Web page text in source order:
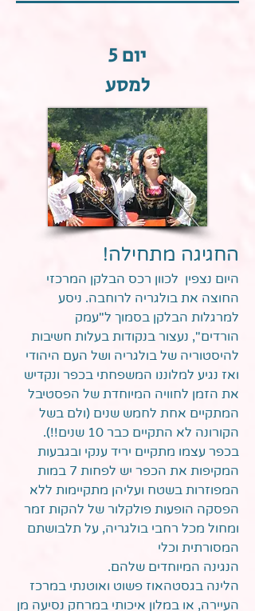
יום 5
למסע
החגיגה מתחילה!
היום נצפין לכוון רכס הבלקן המרכזי
החוצה את בולגריה לרוחבה. ניסע
למרגלות הבלקן בסמוך ל"עמק
הורדים", נעצור בנקודות בעלות חשיבות
להיסטוריה של בולגריה ושל העם היהודי
ואז נגיע למלוננו המשפחתי בכפר ונקדיש
את הזמן לחוויה המיוחדת של הפסטיבל
המתקיים אחת לחמש שנים (ולם בשל
הקורונה לא התקיים כבר 10 שנים!!).
בכפר עצמו מתקיים יריד ענקי ובגבעות
המקיפות את הכפר יש לפחות 7 במות
המפוזרות בשטח ועליהן מתקיימות ללא
הפסקה הופעות פולקלור של להקות זמר
ומחול מכל רחבי בולגריה, על תלבושתם
המסורתית וכלי
הנגינה המיוחדים שלהם.
הלינה בגסטהאוז פשוט ואוטנתי במרכז
העיירה, או במלון איכותי במרחק נסיעה מן